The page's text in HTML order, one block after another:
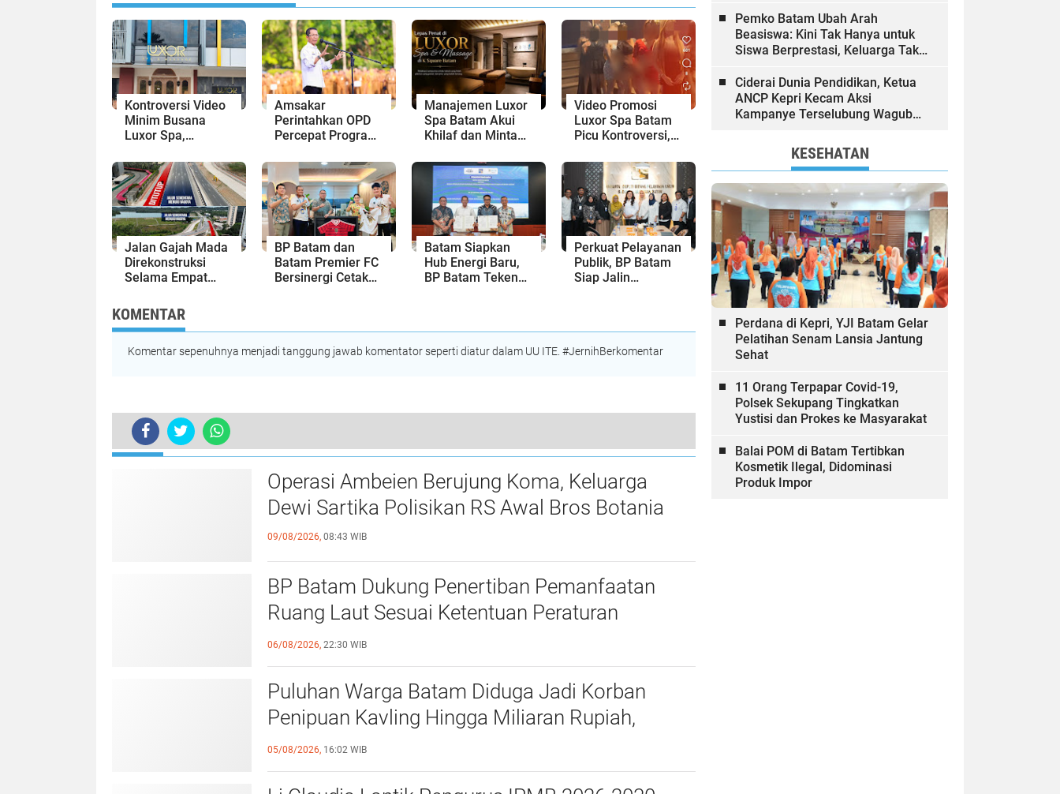
Kontroversi Video
Minim Busana
Luxor Spa,
Usut Tuntas Unsur
Pelanggaran
Hukum
Amsakar
Perintahkan OPD
Percepat Program
Targetkan
Realisasi
Pembangunan
Lampaui 50
Persen
Manajemen Luxor
Spa Batam Akui
Khilaf dan Minta
Langsung Di-
Takedown
Video Promosi
Luxor Spa Batam
Picu Kontroversi,
Sensual
Jalan Gajah Mada
Direkonstruksi
Selama Empat
Rekayasa Lalu
Lintasnya
BP Batam dan
Batam Premier FC
Bersinergi Cetak
Batam Siapkan
Hub Energi Baru,
BP Batam Teken
PLN Batam
Perkuat Pelayanan
Publik, BP Batam
Siap Jalin
KOMENTAR
Komentar sepenuhnya menjadi tanggung jawab komentator seperti diatur dalam UU ITE. #JernihBerkomentar
Kepala BP Batam Terima Kunjungan Diplomasi Duta Besar Palestina untuk Indonesia
TERKINI
Operasi Ambeien Berujung Koma, Keluarga
Dewi Sartika Polisikan RS Awal Bros Botania
09/08/2026, 08:43 WIB
BP Batam Dukung Penertiban Pemanfaatan
Ruang Laut Sesuai Ketentuan Peraturan
Perundang-undangan
06/08/2026, 22:30 WIB
Puluhan Warga Batam Diduga Jadi Korban
Penipuan Kavling Hingga Miliaran Rupiah,
Laporan ke Polda Kepri Jalan di Tempat?
05/08/2026, 16:02 WIB
Pemko Batam Ubah Arah
Beasiswa: Kini Tak Hanya untuk
Siswa Berprestasi, Keluarga Tak
Dibiayai
Ciderai Dunia Pendidikan, Ketua
ANCP Kepri Kecam Aksi
Kampanye Terselubung Wagub
KESEHATAN
Perdana di Kepri, YJI Batam Gelar
Pelatihan Senam Lansia Jantung
Sehat
11 Orang Terpapar Covid-19,
Polsek Sekupang Tingkatkan
Yustisi dan Prokes ke Masyarakat
Balai POM di Batam Tertibkan
Kosmetik Ilegal, Didominasi
Produk Impor